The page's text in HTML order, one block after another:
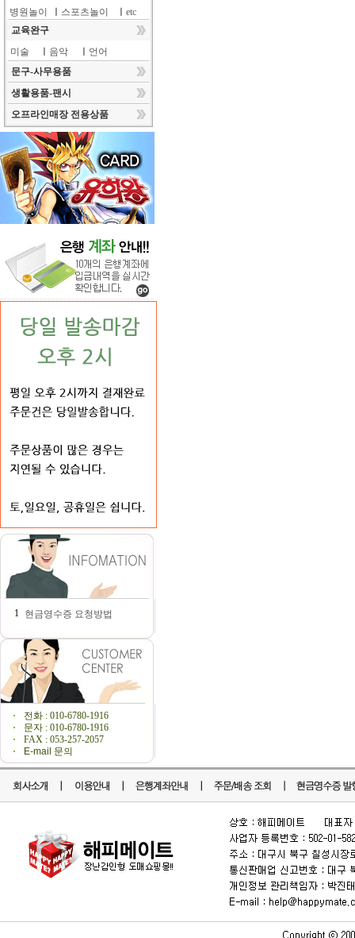
병원놀이
스포츠놀이
etc
교육완구
미술
음악
언어
문구-사무용품
생활용품-팬시
오프라인매장 전용상품
1 현금영수증 요청방법
전화 : 010-6780-1916
문자 : 010-6780-1916
FAX : 053-257-2057
E-mail 문의